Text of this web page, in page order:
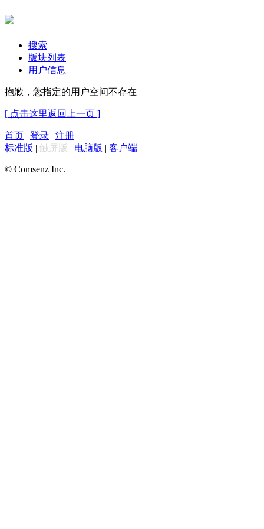
搜索
版块列表
用户信息
抱歉，您指定的用户空间不存在
[ 点击这里返回上一页 ]
首页 | 登录 | 注册
标准版 | 触屏版 | 电脑版 | 客户端
© Comsenz Inc.